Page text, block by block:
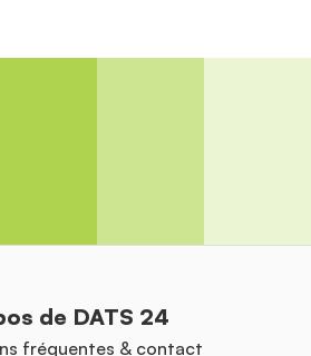
de DATS 24
fréquentes & contact